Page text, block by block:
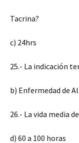
Tacrina?
c) 24hrs
25.- La indicación
b) Enfermedad de
26.- La vida media
d) 60 a 100 horas